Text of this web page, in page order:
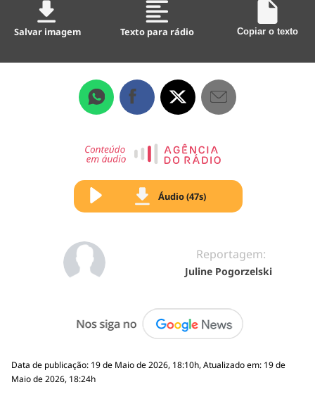
Salvar imagem Texto para rádio Copiar o texto
Áudio (47s)
Reportagem:
Juline Pogorzelski
Data de publicação: 19 de Maio de 2026, 18:10h, Atualizado em: 19 de
Maio de 2026, 18:24h